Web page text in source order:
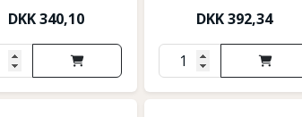
DKK340,10 DKK392,34